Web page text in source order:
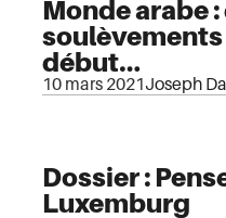
Monde arabe
soulèvements
début…
10 mars 2021Joseph
Dossier :
Luxemburg